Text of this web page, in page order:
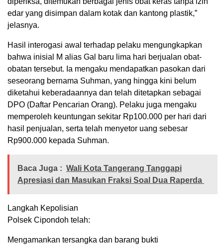
edar yang disimpan dalam kotak dan kantong plastik,”
jelasnya.
Hasil interogasi awal terhadap pelaku mengungkapkan
bahwa inisial M alias Gal baru lima hari berjualan obat-
obatan tersebut. Ia mengaku mendapatkan pasokan dari
seseorang bernama Suhman, yang hingga kini belum
diketahui keberadaannya dan telah ditetapkan sebagai
DPO (Daftar Pencarian Orang). Pelaku juga mengaku
memperoleh keuntungan sekitar Rp100.000 per hari dari
hasil penjualan, serta telah menyetor uang sebesar
Rp900.000 kepada Suhman.
Baca Juga : Wali Kota Tangerang Tanggapi
Apresiasi dan Masukan Fraksi Soal Dua Raperda
Langkah Kepolisian
Polsek Cipondoh telah:
Mengamankan tersangka dan barang bukti